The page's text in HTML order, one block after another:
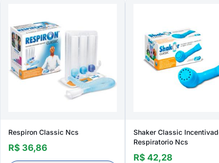
Respiron Classic Ncs
R$ 36,86
Shaker Classic
Respiratorio Ncs
R$ 42,28